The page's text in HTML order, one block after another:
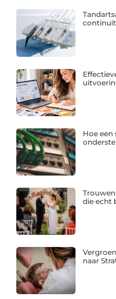
Hoe
die echt
naar